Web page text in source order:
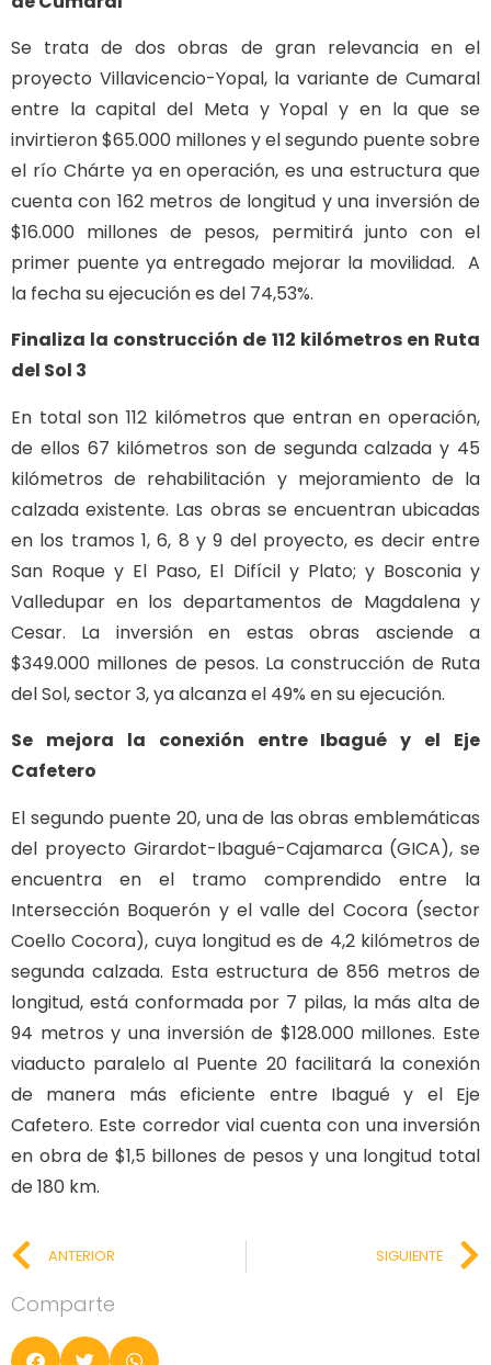
Se trata de dos obras de gran relevancia en el
proyecto Villavicencio-Yopal, la variante de Cumaral
entre la capital del Meta y Yopal y en la que se
invirtieron $65.000 millones y el segundo puente sobre
el río Chárte ya en operación, es una estructura que
cuenta con 162 metros de longitud y una inversión de
$16.000 millones de pesos, permitirá junto con el
primer puente ya entregado mejorar la movilidad. A
la fecha su ejecución es del 74,53%.
Finaliza la construcción de 112 kilómetros en Ruta
del Sol 3
En total son 112 kilómetros que entran en operación,
de ellos 67 kilómetros son de segunda calzada y 45
kilómetros de rehabilitación y mejoramiento de la
calzada existente. Las obras se encuentran ubicadas
en los tramos 1, 6, 8 y 9 del proyecto, es decir entre
San Roque y El Paso, El Difícil y Plato; y Bosconia y
Valledupar en los departamentos de Magdalena y
Cesar. La inversión en estas obras asciende a
$349.000 millones de pesos. La construcción de Ruta
del Sol, sector 3, ya alcanza el 49% en su ejecución.
Se mejora la conexión entre Ibagué y el Eje
Cafetero
El segundo puente 20, una de las obras emblemáticas
del proyecto Girardot-Ibagué-Cajamarca (GICA), se
encuentra en el tramo comprendido entre la
Intersección Boquerón y el valle del Cocora (sector
Coello Cocora), cuya longitud es de 4,2 kilómetros de
segunda calzada. Esta estructura de 856 metros de
longitud, está conformada por 7 pilas, la más alta de
94 metros y una inversión de $128.000 millones. Este
viaducto paralelo al Puente 20 facilitará la conexión
de manera más eficiente entre Ibagué y el Eje
Cafetero. Este corredor vial cuenta con una inversión
en obra de $1,5 billones de pesos y una longitud total
de 180 km.
ANTERIOR SIGUIENTE
Comparte